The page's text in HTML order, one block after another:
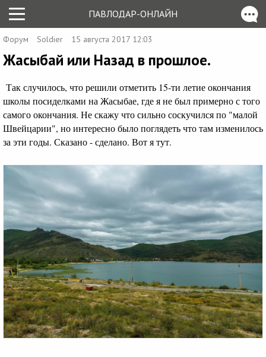
ПАВЛОДАР-ОНЛАЙН
Форум Soldier 15 августа 2017 12:03
Жасыбай или Назад в прошлое.
Так случилось, что решили отметить 15-ти летие окончания
школы посиделками на Жасыбае, где я не был примерно с того
самого окончания. Не скажу что сильно соскучился по "малой
Швейцарии", но интересно было поглядеть что там изменилось
за эти годы. Сказано - сделано. Вот я тут.